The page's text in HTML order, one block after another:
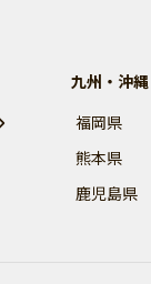
九州・沖縄
福岡県
熊本県
鹿児島県